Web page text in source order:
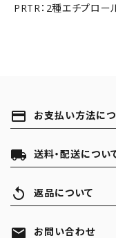
PRTR：2種エチプロ
payment お支払い方法に
local_shipping 送料・配送につい
replay 返品について
mail お問い合わせ